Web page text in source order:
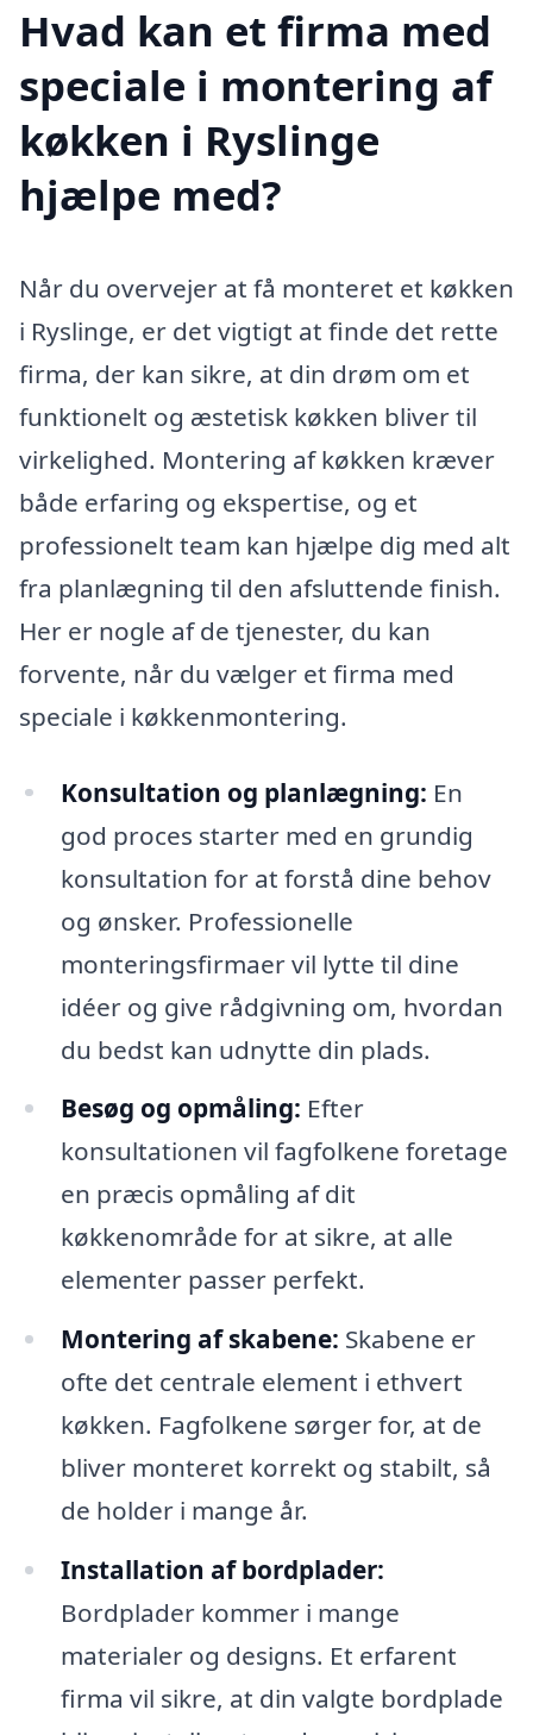
Hvad kan et firma med
speciale i montering af
køkken i Ryslinge
hjælpe med?
Når du overvejer at få monteret et køkken
i Ryslinge, er det vigtigt at finde det rette
firma, der kan sikre, at din drøm om et
funktionelt og æstetisk køkken bliver til
virkelighed. Montering af køkken kræver
både erfaring og ekspertise, og et
professionelt team kan hjælpe dig med alt
fra planlægning til den afsluttende finish.
Her er nogle af de tjenester, du kan
forvente, når du vælger et firma med
speciale i køkkenmontering.
Konsultation og planlægning: En
god proces starter med en grundig
konsultation for at forstå dine behov
og ønsker. Professionelle
monteringsfirmaer vil lytte til dine
idéer og give rådgivning om, hvordan
du bedst kan udnytte din plads.
Besøg og opmåling: Efter
konsultationen vil fagfolkene foretage
en præcis opmåling af dit
køkkenområde for at sikre, at alle
elementer passer perfekt.
Montering af skabene: Skabene er
ofte det centrale element i ethvert
køkken. Fagfolkene sørger for, at de
bliver monteret korrekt og stabilt, så
de holder i mange år.
Installation af bordplader:
Bordplader kommer i mange
materialer og designs. Et erfarent
firma vil sikre, at din valgte bordplade